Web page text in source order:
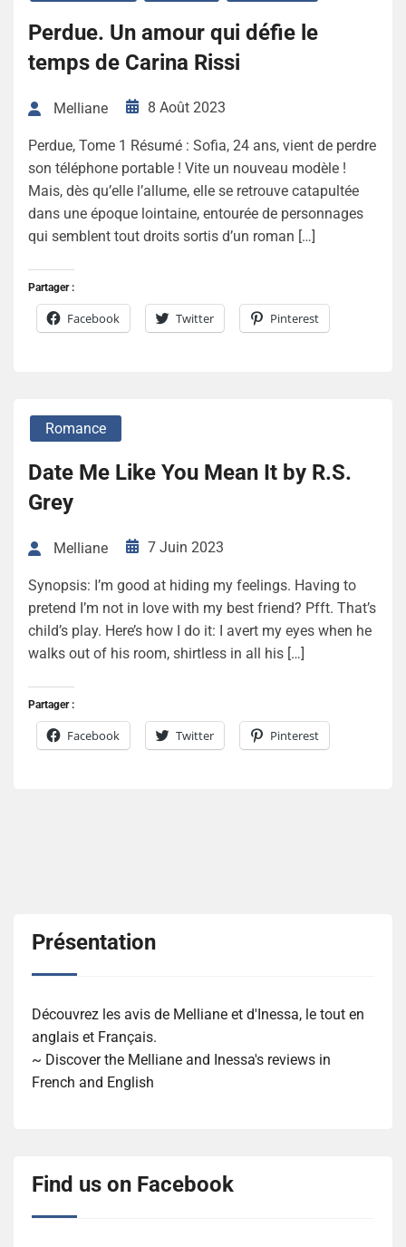
Perdue. Un amour qui défie le
temps de Carina Rissi
Melliane 8 Août 2023
Perdue, Tome 1 Résumé : Sofia, 24 ans, vient de perdre
son téléphone portable ! Vite un nouveau modèle !
Mais, dès qu’elle l’allume, elle se retrouve catapultée
dans une époque lointaine, entourée de personnages
qui semblent tout droits sortis d’un roman […]
Partager :
Facebook Twitter Pinterest
Romance
Date Me Like You Mean It by R.S.
Grey
Melliane 7 Juin 2023
Synopsis: I’m good at hiding my feelings. Having to
pretend I’m not in love with my best friend? Pfft. That’s
child’s play. Here’s how I do it: I avert my eyes when he
walks out of his room, shirtless in all his […]
Partager :
Facebook Twitter Pinterest
Présentation
Découvrez les avis de Melliane et d'Inessa, le tout en
anglais et Français.
~ Discover the Melliane and Inessa's reviews in
French and English
Find us on Facebook